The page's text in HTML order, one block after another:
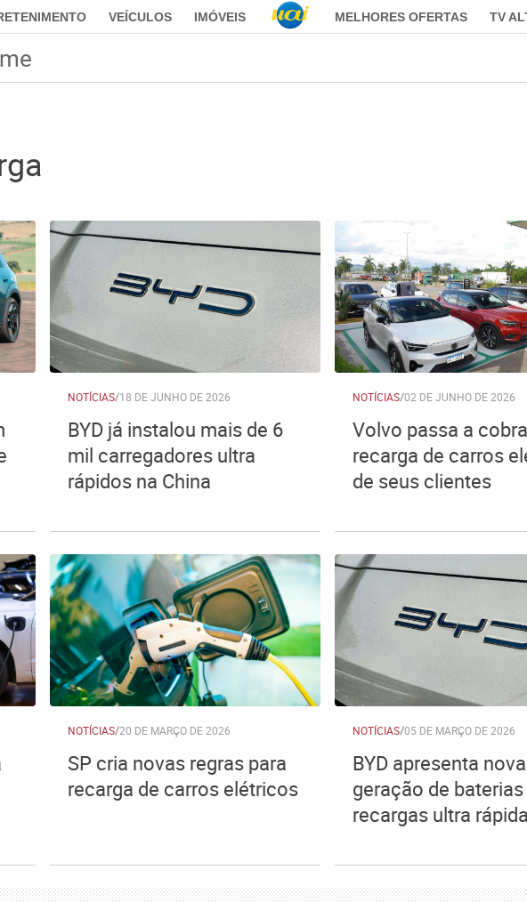
VEÍCULOS IMÓVEIS MELHORES OFERTAS TV
NOTÍCIAS/18 DE JUNHO DE 2026
BYD já instalou mais de 6
mil carregadores ultra
rápidos na China
NOTÍCIAS/02 DE JUNHO DE 2026
Volvo passa a
recarga de carros
de seus clientes
NOTÍCIAS/20 DE MARÇO DE 2026
SP cria novas regras para
recarga de carros elétricos
NOTÍCIAS/05 DE MARÇO DE 2026
BYD apresenta nova
geração de
recargas ultra